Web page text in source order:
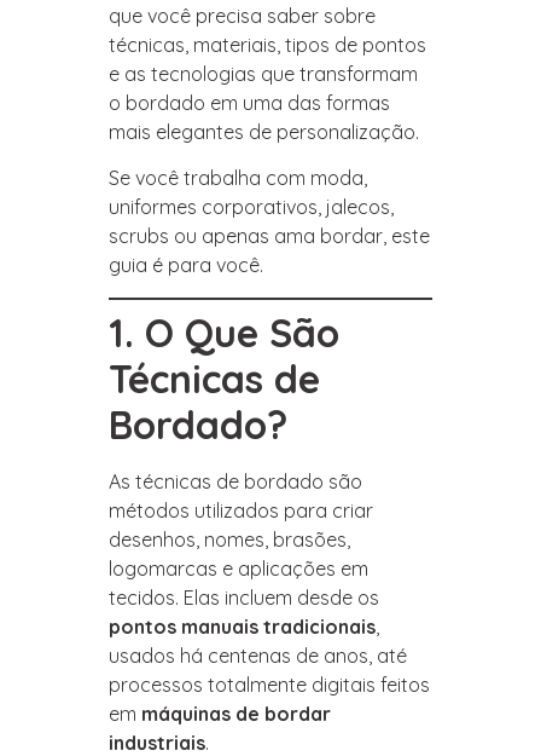
que você precisa saber sobre
técnicas, materiais, tipos de pontos
e as tecnologias que transformam
o bordado em uma das formas
mais elegantes de personalização.
Se você trabalha com moda,
uniformes corporativos, jalecos,
scrubs ou apenas ama bordar, este
guia é para você.
1. O Que São
Técnicas de
Bordado?
As técnicas de bordado são
métodos utilizados para criar
desenhos, nomes, brasões,
logomarcas e aplicações em
tecidos. Elas incluem desde os
pontos manuais tradicionais
usados há centenas de anos, até
processos totalmente digitais feitos
em máquinas de bordar
industriais.